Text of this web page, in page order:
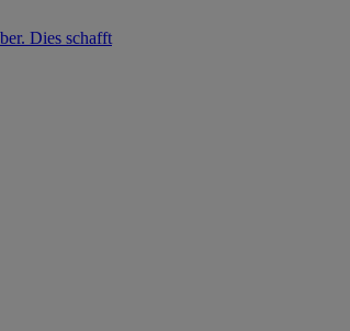
Dies schafftWeiterlesen